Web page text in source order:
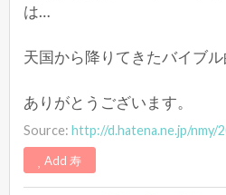
は…
天国から降りてきたバイブ
ありがとうございます。
Source: http://d.hatena.ne.jp/nmy/
Add 寿